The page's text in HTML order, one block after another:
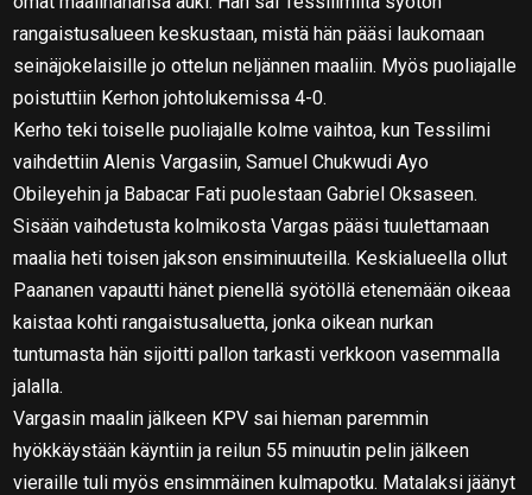
rangaistusalueen keskustaan, mistä hän pääsi laukomaan
seinäjokelaisille jo ottelun neljännen maaliin. Myös puoliajalle
poistuttiin Kerhon johtolukemissa 4-0.
Kerho teki toiselle puoliajalle kolme vaihtoa, kun Tessilimi
vaihdettiin Alenis Vargasiin, Samuel Chukwudi Ayo
Obileyehin ja Babacar Fati puolestaan Gabriel Oksaseen.
Sisään vaihdetusta kolmikosta Vargas pääsi tuulettamaan
maalia heti toisen jakson ensiminuuteilla. Keskialueella ollut
Paananen vapautti hänet pienellä syötöllä etenemään oikeaa
kaistaa kohti rangaistusaluetta, jonka oikean nurkan
tuntumasta hän sijoitti pallon tarkasti verkkoon vasemmalla
jalalla.
Vargasin maalin jälkeen KPV sai hieman paremmin
hyökkäystään käyntiin ja reilun 55 minuutin pelin jälkeen
vieraille tuli myös ensimmäinen kulmapotku. Matalaksi jäänyt